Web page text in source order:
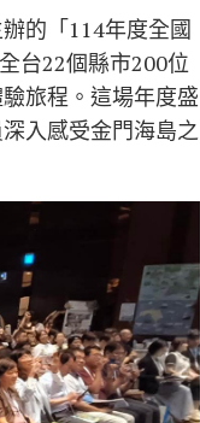
的「114年度全國
台22個縣市200位
旅程。這場年度盛
入感受金門海島之